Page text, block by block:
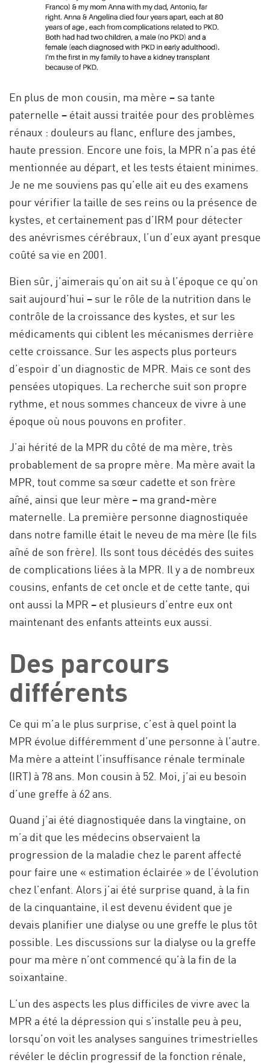
En plus de mon cousin, ma mère – sa tante
paternelle – était aussi traitée pour des problèmes
rénaux : douleurs au flanc, enflure des jambes,
haute pression. Encore une fois, la MPR n’a pas été
mentionnée au départ, et les tests étaient minimes.
Je ne me souviens pas qu’elle ait eu des examens
pour vérifier la taille de ses reins ou la présence de
kystes, et certainement pas d’IRM pour détecter
des anévrismes cérébraux, l’un d’eux ayant presque
coûté sa vie en 2001.
Bien sûr, j’aimerais qu’on ait su à l’époque ce qu’on
sait aujourd’hui – sur le rôle de la nutrition dans le
contrôle de la croissance des kystes, et sur les
médicaments qui ciblent les mécanismes derrière
cette croissance. Sur les aspects plus porteurs
d’espoir d’un diagnostic de MPR. Mais ce sont des
pensées utopiques. La recherche suit son propre
rythme, et nous sommes chanceux de vivre à une
époque où nous pouvons en profiter.
J’ai hérité de la MPR du côté de ma mère, très
probablement de sa propre mère. Ma mère avait la
MPR, tout comme sa sœur cadette et son frère
aîné, ainsi que leur mère – ma grand-mère
maternelle. La première personne diagnostiquée
dans notre famille était le neveu de ma mère (le fils
aîné de son frère). Ils sont tous décédés des suites
de complications liées à la MPR. Il y a de nombreux
cousins, enfants de cet oncle et de cette tante, qui
ont aussi la MPR – et plusieurs d’entre eux ont
maintenant des enfants atteints eux aussi.
Des parcours
différents
Ce qui m’a le plus surprise, c’est à quel point la
MPR évolue différemment d’une personne à l’autre.
Ma mère a atteint l’insuffisance rénale terminale
(IRT) à 78 ans. Mon cousin à 52. Moi, j’ai eu besoin
d’une greffe à 62 ans.
Quand j’ai été diagnostiquée dans la vingtaine, on
m’a dit que les médecins observaient la
progression de la maladie chez le parent affecté
pour faire une « estimation éclairée » de l’évolution
chez l’enfant. Alors j’ai été surprise quand, à la fin
de la cinquantaine, il est devenu évident que je
devais planifier une dialyse ou une greffe le plus tôt
possible. Les discussions sur la dialyse ou la greffe
pour ma mère n’ont commencé qu’à la fin de la
soixantaine.
L’un des aspects les plus difficiles de vivre avec la
MPR a été la dépression qui s’installe peu à peu,
lorsqu’on voit les analyses sanguines trimestrielles
révéler le déclin progressif de la fonction rénale,